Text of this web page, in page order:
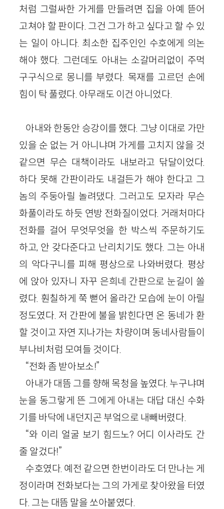
처럼 그럴싸한 가게를 만들려면 집을 아예 뜯어
고쳐야 할 판이다. 그건 그가 하고 싶다고 할 수 있
는 일이 아니다. 최소한 집주인인 수호에게 의논
해야 했다. 그런데도 아내는 소갈머리없이 주먹
구구식으로 몽니를 부렸다. 목재를 고르던 손에
힘이 탁 풀렸다. 아무래도 이건 아니었다.
아내와 한동안 승강이를 했다. 그냥 이대로 가만
있을 순 없는 거 아니냐며 가게를 고치지 않을 것
같으면 무슨 대책이라도 내보라고 닦달이었다.
하다 못해 간판이라도 내걸든가 해야 한다고 그
놈의 주둥아릴 놀려댔다. 그러고도 모자라 무슨
화풀이라도 하듯 연방 전화질이었다. 거래처마다
전화를 걸어 무엇무엇을 한 박스씩 주문하기도
하고, 안 갖다준다고 난리치기도 했다. 그는 아내
의 악다구니를 피해 평상으로 나와버렸다. 평상
에 앉아 있자니 자꾸 은희네 간판으로 눈길이 쏠
렸다. 훤칠하게 쭉 뻗어 올라간 모습에 눈이 아릴
정도였다. 저 간판에 불을 밝힌다면 온 동네가 환
할 것이고 자연 지나가는 차량이며 동네사람들이
부나비처럼 모여들 것이다.
“전화 좀 받아보소!”
아내가 대뜸 그를 향해 목청을 높였다. 누구냐며
눈을 동그랗게 뜬 그에게 아내는 대답 대신 수화
기를 바닥에 내던지곤 부엌으로 내빼버렸다.
“와 이리 얼굴 보기 힘드노? 어디 이사라도 간
줄 알겄다!”
수호였다. 예전 같으면 한번이라도 더 만나는 게
정이라며 전화보다는 그의 가게로 찾아왔을 터였
다. 그는 대뜸 말을 쏘아붙였다.